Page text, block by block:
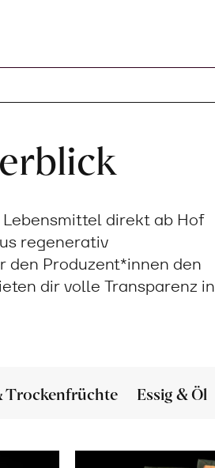
direkt ab Hof
regenerativ
den Produzent*innen den
dir volle Transparenz in
Trockenfrüchte Essig & Öl